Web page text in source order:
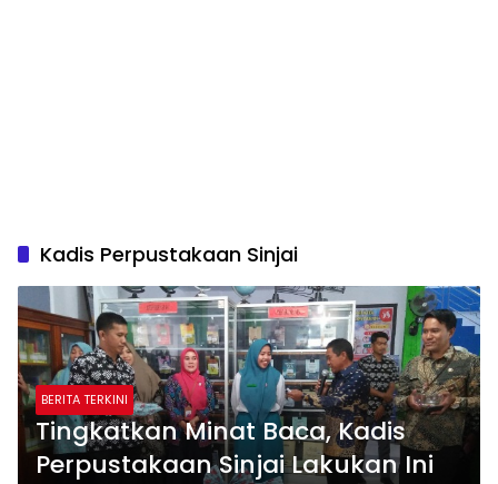
Kadis Perpustakaan Sinjai
BERITA TERKINI
Tingkatkan Minat Baca, Kadis
Perpustakaan Sinjai Lakukan Ini